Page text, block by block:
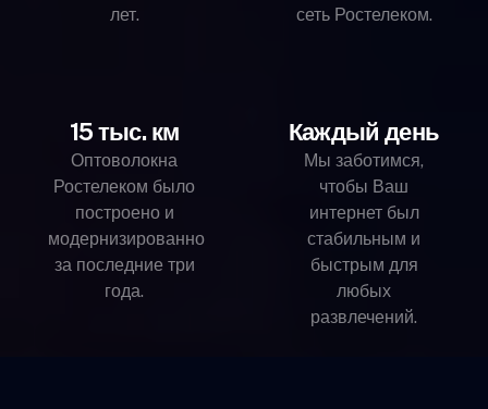
лет. сеть Ростелеком.
15 тыс. км
Оптоволокна
Ростелеком было
построено и
модернизированно
за последние три
года.
Каждый день
Мы заботимся,
чтобы Ваш
интернет был
стабильным и
быстрым для
любых
развлечений.